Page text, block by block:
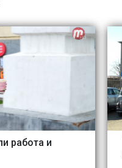
работа и